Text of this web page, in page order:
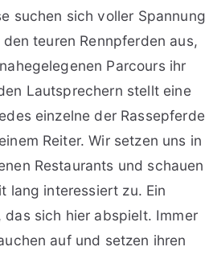
suchen sich voller Spannung
teuren Rennpferden aus,
Parcours ihr
Lautsprechern stellt eine
einzelne der Rassepferde
Reiter. Wir setzen uns in
Restaurants und schauen
lang interessiert zu. Ein
das sich hier abspielt. Immer
auf und setzen ihren